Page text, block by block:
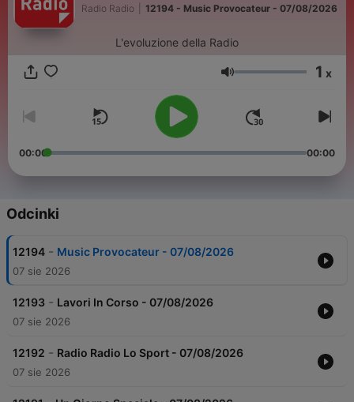
Radio Radio 12194 - Music Provocateur - 07/08/2026
L'evoluzione della Radio
Głośność 1 x
00:00 00:00
Odcinki
12194 - Music Provocateur - 07/08/2026
07 sie 2026
12193 - Lavori In Corso - 07/08/2026
07 sie 2026
12192 - Radio Radio Lo Sport - 07/08/2026
07 sie 2026